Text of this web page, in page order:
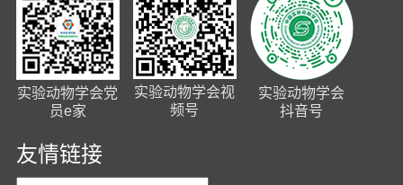
实验动物学会党
员e家
实验动物学会视
频号
实验动物学会
抖音号
友情链接